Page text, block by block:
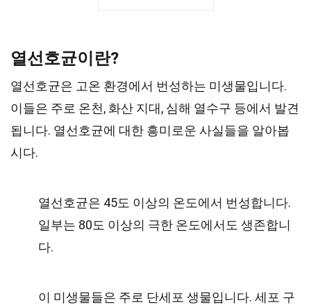
열선호균이란?
열선호균은 고온 환경에서 번성하는 미생물입니다.
이들은 주로 온천, 화산 지대, 심해 열수구 등에서 발견
됩니다. 열선호균에 대한 흥미로운 사실들을 알아봅
시다.
열선호균은 45도 이상의 온도에서 번성합니다.
일부는 80도 이상의 극한 온도에서도 생존합니
다.
이 미생물들은 주로 단세포 생물입니다. 세포 구